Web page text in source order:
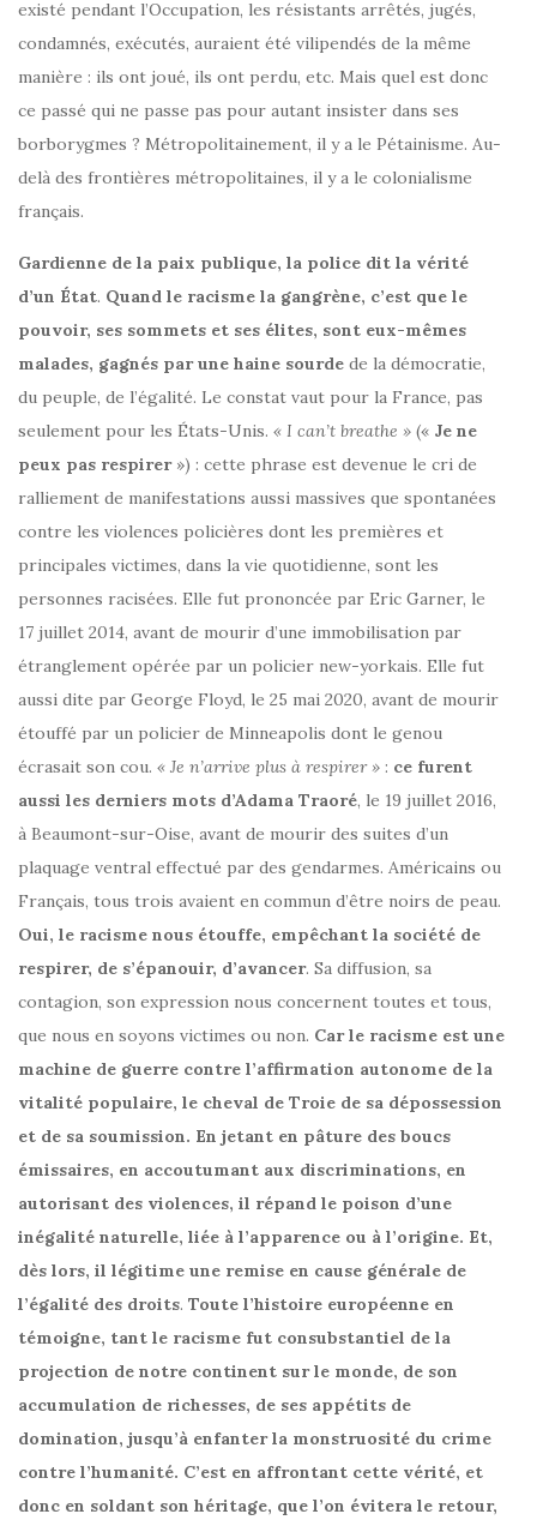
existé pendant l’Occupation, les résistants arrêtés, jugés,
condamnés, exécutés, auraient été vilipendés de la même
manière : ils ont joué, ils ont perdu, etc. Mais quel est donc
ce passé qui ne passe pas pour autant insister dans ses
borborygmes ? Métropolitainement, il y a le Pétainisme. Au-
delà des frontières métropolitaines, il y a le colonialisme
français.
Gardienne de la paix publique, la police dit la vérité
d’un État. Quand le racisme la gangrène, c’est que le
pouvoir, ses sommets et ses élites, sont eux-mêmes
malades, gagnés par une haine sourde de la démocratie,
du peuple, de l’égalité. Le constat vaut pour la France, pas
seulement pour les États-Unis. « I can’t breathe » (« Je ne
peux pas respirer») : cette phrase est devenue le cri de
ralliement de manifestations aussi massives que spontanées
contre les violences policières dont les premières et
principales victimes, dans la vie quotidienne, sont les
personnes racisées. Elle fut prononcée par Eric Garner, le
17 juillet 2014, avant de mourir d’une immobilisation par
étranglement opérée par un policier new-yorkais. Elle fut
aussi dite par George Floyd, le 25 mai 2020, avant de mourir
étouffé par un policier de Minneapolis dont le genou
écrasait son cou. « Je n’arrive plus à respirer » : ce furent
aussi les derniers mots d’Adama Traoré, le 19 juillet 2016,
à Beaumont-sur-Oise, avant de mourir des suites d’un
plaquage ventral effectué par des gendarmes. Américains ou
Français, tous trois avaient en commun d’être noirs de peau.
Oui, le racisme nous étouffe, empêchant la société de
respirer, de s’épanouir, d’avancer. Sa diffusion, sa
contagion, son expression nous concernent toutes et tous,
que nous en soyons victimes ou non. Car le racisme est une
machine de guerre contre l’affirmation autonome de la
vitalité populaire, le cheval de Troie de sa dépossession
et de sa soumission. En jetant en pâture des boucs
émissaires, en accoutumant aux discriminations, en
autorisant des violences, il répand le poison d’une
inégalité naturelle, liée à l’apparence ou à l’origine. Et,
dès lors, il légitime une remise en cause générale de
l’égalité des droits. Toute l’histoire européenne en
témoigne, tant le racisme fut consubstantiel de la
projection de notre continent sur le monde, de son
accumulation de richesses, de ses appétits de
domination, jusqu’à enfanter la monstruosité du crime
contre l’humanité. C’est en affrontant cette vérité, et
donc en soldant son héritage, que l’on évitera le retour,